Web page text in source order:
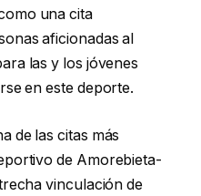
una cita
aficionadas al
las y los jóvenes
en este deporte.
de las citas más
de Amorebieta-
vinculación de